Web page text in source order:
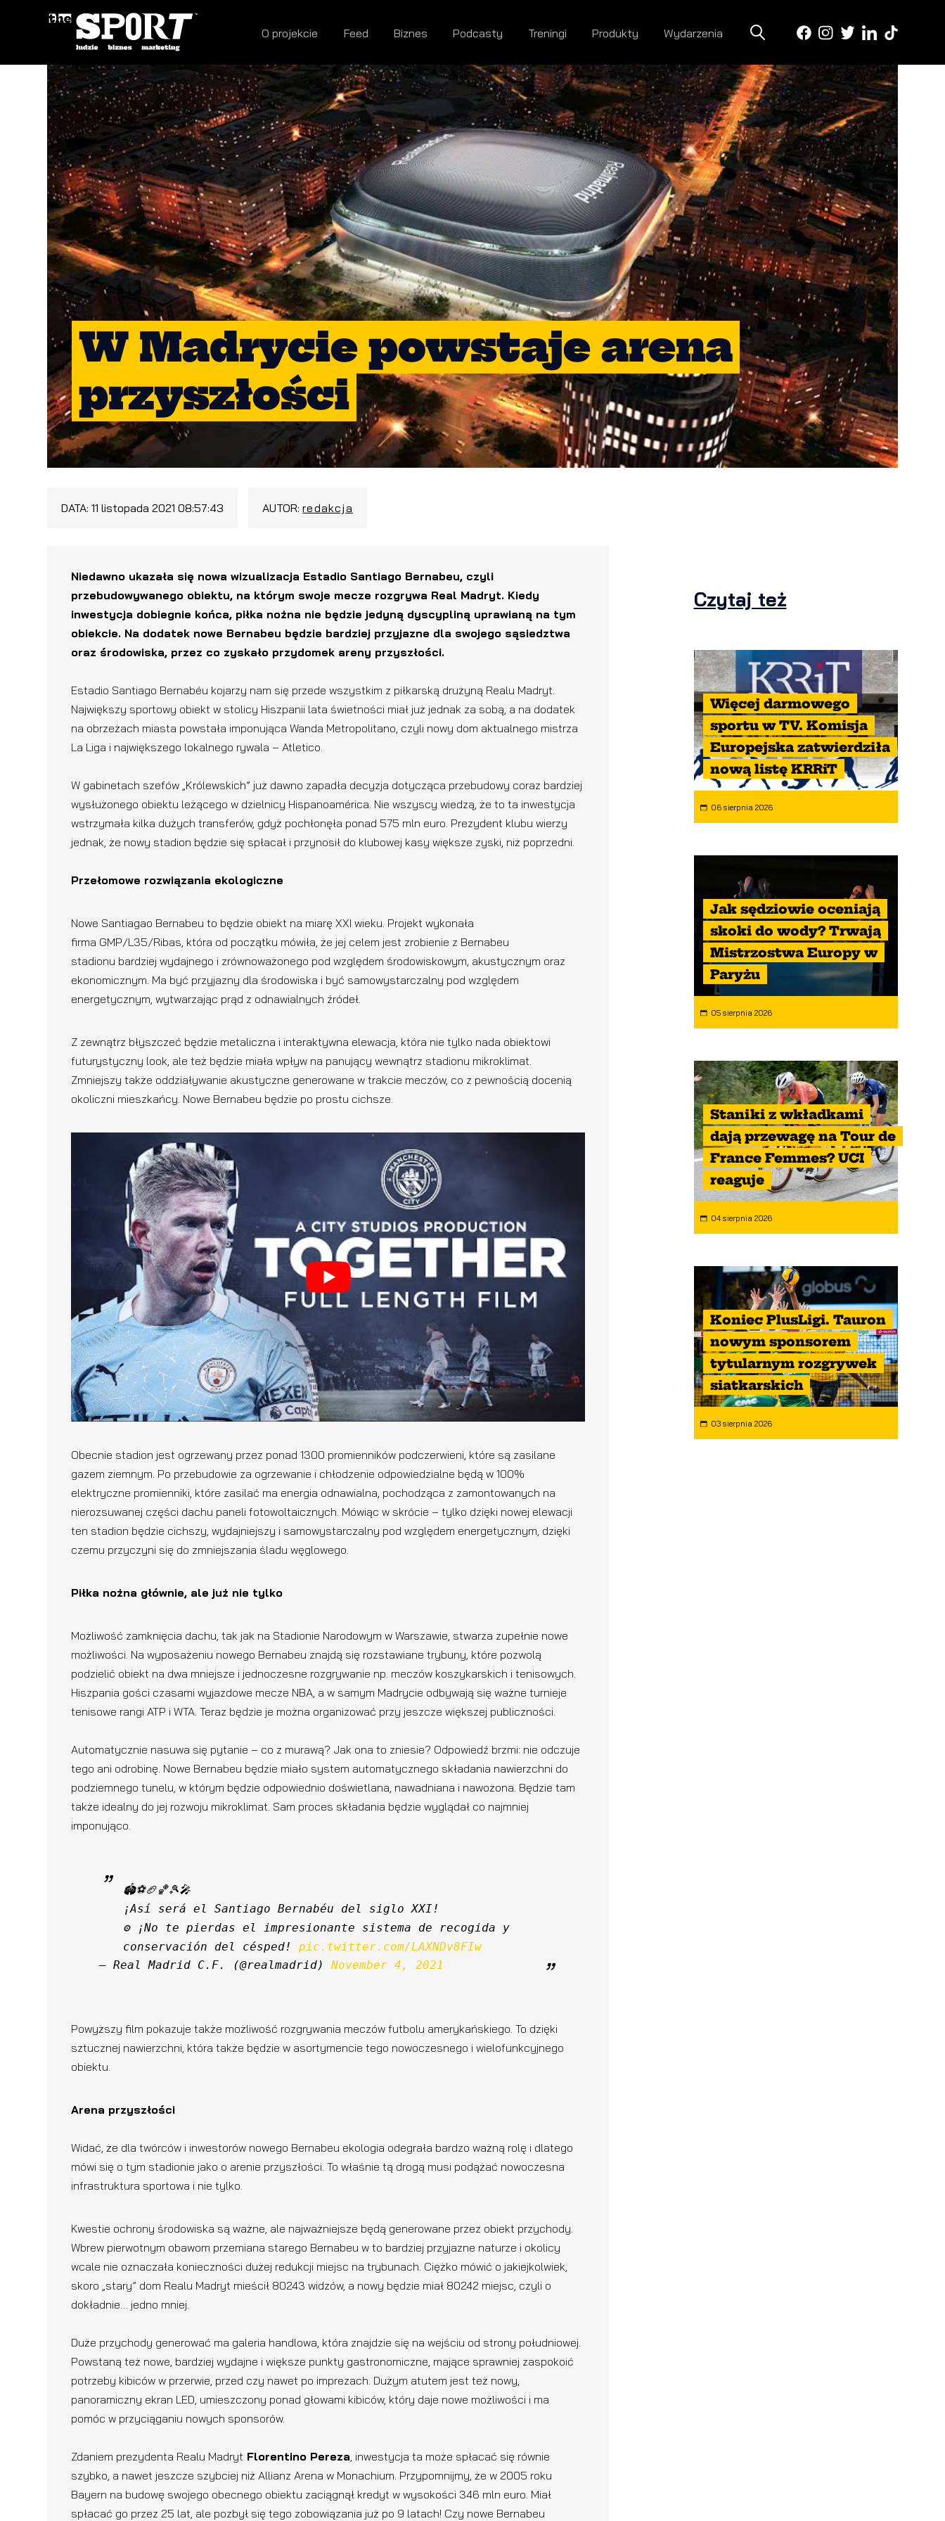
O projekcie Feed Biznes Podcasty Treningi Produkty Wydarzenia
W Madrycie powstaje arena
przyszłości
DATA:11 listopada 2021 08:57:43 AUTOR:redakcja
Niedawno ukazała się nowa wizualizacja Estadio Santiago Bernabeu, czyli
przebudowywanego obiektu, na którym swoje mecze rozgrywa Real Madryt. Kiedy
inwestycja dobiegnie końca, piłka nożna nie będzie jedyną dyscypliną uprawianą na tym
obiekcie. Na dodatek nowe Bernabeu będzie bardziej przyjazne dla swojego sąsiedztwa
oraz środowiska, przez co zyskało przydomek areny przyszłości.
Estadio Santiago Bernabéu kojarzy nam się przede wszystkim z piłkarską drużyną Realu Madryt.
Największy sportowy obiekt w stolicy Hiszpanii lata świetności miał już jednak za sobą, a na dodatek
na obrzeżach miasta powstała imponująca Wanda Metropolitano, czyli nowy dom aktualnego mistrza
La Liga i największego lokalnego rywala – Atletico.
W gabinetach szefów „Królewskich” już dawno zapadła decyzja dotycząca przebudowy coraz bardziej
wysłużonego obiektu leżącego w dzielnicy Hispanoamérica. Nie wszyscy wiedzą, że to ta inwestycja
wstrzymała kilka dużych transferów, gdyż pochłonęła ponad 575 mln euro. Prezydent klubu wierzy
jednak, że nowy stadion będzie się spłacał i przynosił do klubowej kasy większe zyski, niż poprzedni.
Przełomowe rozwiązania ekologiczne
Nowe Santiagao Bernabeu to będzie obiekt na miarę XXI wieku. Projekt wykonała
firma GMP/L35/Ribas, która od początku mówiła, że jej celem jest zrobienie z Bernabeu
stadionu bardziej wydajnego i zrównoważonego pod względem środowiskowym, akustycznym oraz
ekonomicznym. Ma być przyjazny dla środowiska i być samowystarczalny pod względem
energetycznym, wytwarzając prąd z odnawialnych źródeł.
Z zewnątrz błyszczeć będzie metaliczna i interaktywna elewacja, która nie tylko nada obiektowi
futurystyczny look, ale też będzie miała wpływ na panujący wewnątrz stadionu mikroklimat.
Zmniejszy także oddziaływanie akustyczne generowane w trakcie meczów, co z pewnością docenią
okoliczni mieszkańcy. Nowe Bernabeu będzie po prostu cichsze.
Obecnie stadion jest ogrzewany przez ponad 1300 promienników podczerwieni, które są zasilane
gazem ziemnym. Po przebudowie za ogrzewanie i chłodzenie odpowiedzialne będą w 100%
elektryczne promienniki, które zasilać ma energia odnawialna, pochodząca z zamontowanych na
nierozsuwanej części dachu paneli fotowoltaicznych. Mówiąc w skrócie – tylko dzięki nowej elewacji
ten stadion będzie cichszy, wydajniejszy i samowystarczalny pod względem energetycznym, dzięki
czemu przyczyni się do zmniejszania śladu węglowego.
Piłka nożna głównie, ale już nie tylko
Możliwość zamknięcia dachu, tak jak na Stadionie Narodowym w Warszawie, stwarza zupełnie nowe
możliwości. Na wyposażeniu nowego Bernabeu znajdą się rozstawiane trybuny, które pozwolą
podzielić obiekt na dwa mniejsze i jednoczesne rozgrywanie np. meczów koszykarskich i tenisowych.
Hiszpania gości czasami wyjazdowe mecze NBA, a w samym Madrycie odbywają się ważne turnieje
tenisowe rangi ATP i WTA. Teraz będzie je można organizować przy jeszcze większej publiczności.
Automatycznie nasuwa się pytanie – co z murawą? Jak ona to zniesie? Odpowiedź brzmi: nie odczuje
tego ani odrobinę. Nowe Bernabeu będzie miało system automatycznego składania nawierzchni do
podziemnego tunelu, w którym będzie odpowiednio doświetlana, nawadniana i nawożona. Będzie tam
także idealny do jej rozwoju mikroklimat. Sam proces składania będzie wyglądał co najmniej
imponująco.
🏟️⚽🏈🏀🎾🎤
¡Así será el Santiago Bernabéu del siglo XXI!
⚙️ ¡No te pierdas el impresionante sistema de recogida y
conservación del césped! pic.twitter.com/LAXNDv8FIw
— Real Madrid C.F. (@realmadrid) November 4, 2021
Powyższy film pokazuje także możliwość rozgrywania meczów futbolu amerykańskiego. To dzięki
sztucznej nawierzchni, która także będzie w asortymencie tego nowoczesnego i wielofunkcyjnego
obiektu.
Arena przyszłości
Widać, że dla twórców i inwestorów nowego Bernabeu ekologia odegrała bardzo ważną rolę i dlatego
mówi się o tym stadionie jako o arenie przyszłości. To właśnie tą drogą musi podążać nowoczesna
infrastruktura sportowa i nie tylko.
Kwestie ochrony środowiska są ważne, ale najważniejsze będą generowane przez obiekt przychody.
Wbrew pierwotnym obawom przemiana starego Bernabeu w to bardziej przyjazne naturze i okolicy
wcale nie oznaczała konieczności dużej redukcji miejsc na trybunach. Ciężko mówić o jakiejkolwiek,
skoro „stary” dom Realu Madryt mieścił 80243 widzów, a nowy będzie miał 80242 miejsc, czyli o
dokładnie… jedno mniej.
Duże przychody generować ma galeria handlowa, która znajdzie się na wejściu od strony południowej.
Powstaną też nowe, bardziej wydajne i większe punkty gastronomiczne, mające sprawniej zaspokoić
potrzeby kibiców w przerwie, przed czy nawet po imprezach. Dużym atutem jest też nowy,
panoramiczny ekran LED, umieszczony ponad głowami kibiców, który daje nowe możliwości i ma
pomóc w przyciąganiu nowych sponsorów.
Zdaniem prezydenta Realu Madryt Florentino Pereza , inwestycja ta może spłacać się równie
szybko, a nawet jeszcze szybciej niż Allianz Arena w Monachium. Przypomnijmy, że w 2005 roku
Bayern na budowę swojego obecnego obiektu zaciągnął kredyt w wysokości 346 mln euro. Miał
spłacać go przez 25 lat, ale pozbył się tego zobowiązania już po 9 latach! Czy nowe Bernabeu
Czytaj też
Więcej darmowego
sportu w TV. Komisja
Europejska zatwierdziła
nową listę KRRiT
06 sierpnia 2026
Jak sędziowie oceniają
skoki do wody? Trwają
Mistrzostwa Europy w
Paryżu
05 sierpnia 2026
Staniki z wkładkami
dają przewagę na Tour de
France Femmes? UCI
reaguje
04 sierpnia 2026
Koniec PlusLigi. Tauron
nowym sponsorem
tytularnym rozgrywek
siatkarskich
03 sierpnia 2026